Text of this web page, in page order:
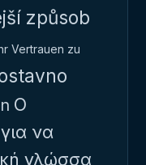
způsob
Vertrauen zu
Ο
να
γλώσσα